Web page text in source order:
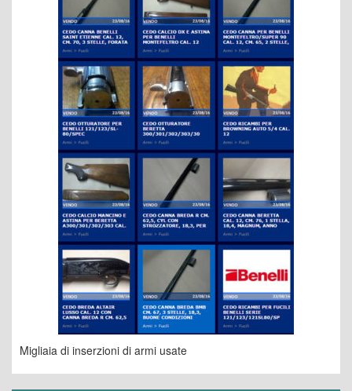
Migliaia di inserzioni di armi usate